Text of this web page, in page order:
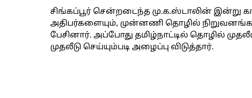
சிங்கப்பூர் சென்றடைந்த மு.க.ஸ்டாலின் இன்று
அதிபர்களையும், முன்னணி தொழில்
பேசினார். அப்போது தமிழ்நாட்டில் தொழில்
முதலீடு செய்யும்படி அழைப்பு விடுத்தார்.